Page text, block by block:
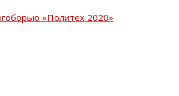
«Политех 2020»